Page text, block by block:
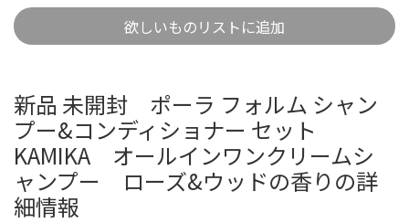
欲しいものリストに追加
新品 未開封 ポーラ フォルム シャン
プー&コンディショナー セット
KAMIKA オールインワンクリームシ
ャンプー ローズ&ウッドの香りの詳
細情報